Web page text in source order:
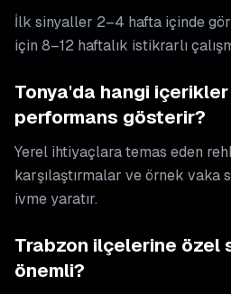
İlk sinyaller 2–4 hafta içinde
için 8–12 haftalık istikrarlı
Tonya'da hangi
performans gösterir?
Yerel ihtiyaçlara temas eden
karşılaştırmalar ve örnek vaka
ivme yaratır.
Trabzon ilçelerine özel
önemli?